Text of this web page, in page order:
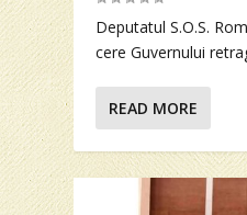
Deputatul S.O.S.
cere Guvernului
READ MORE